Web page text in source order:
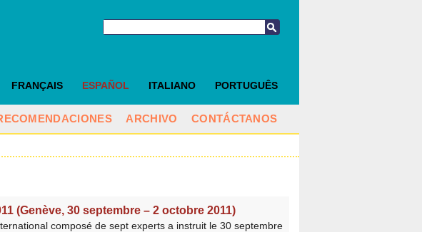
FRANÇAIS ESPAÑOL ITALIANO PORTUGUÊS
ARCHIVO CONTÁCTANOS
(Genève, 30 septembre – 2 octobre 2011)
composé de sept experts a instruit le 30 septembre